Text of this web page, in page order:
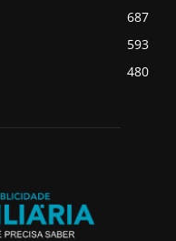
687
593
480